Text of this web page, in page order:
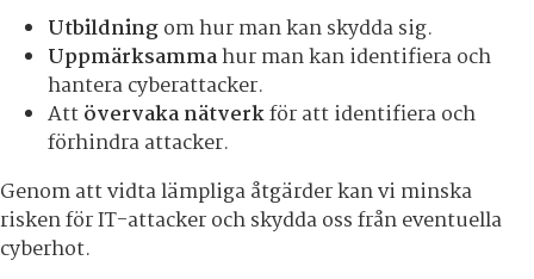
Utbildningom hur man kan skydda sig.
Uppmärksammahur man kan identifiera och
hantera cyberattacker.
Attövervaka nätverkför att identifiera och
förhindra attacker.
Genom att vidta lämpliga åtgärder kan vi minska
risken för IT-attacker och skydda oss från eventuella
cyberhot.